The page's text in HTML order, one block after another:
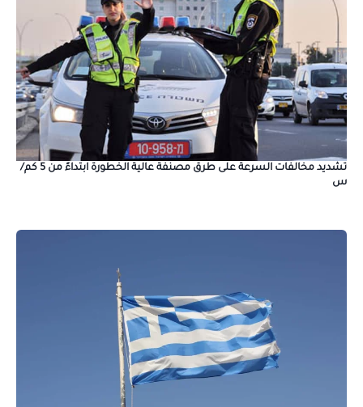
تشديد مخالفات السرعة على طرق مصنفة عالية الخطورة ابتداءً من 5 كم/
س